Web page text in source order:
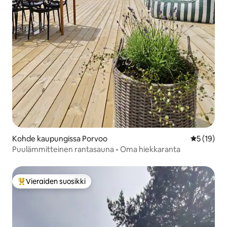
Kohde kaupungissa Porvoo
5 (19)
Puulämmitteinen rantasauna • Oma hiekkaranta
Vieraiden suosikkien parhaimmistoa
Vieraiden suosikki